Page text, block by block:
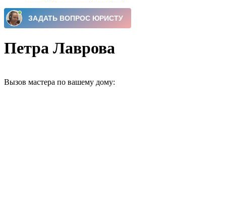
Петра Лаврова
Вызов мастера по вашему дому: